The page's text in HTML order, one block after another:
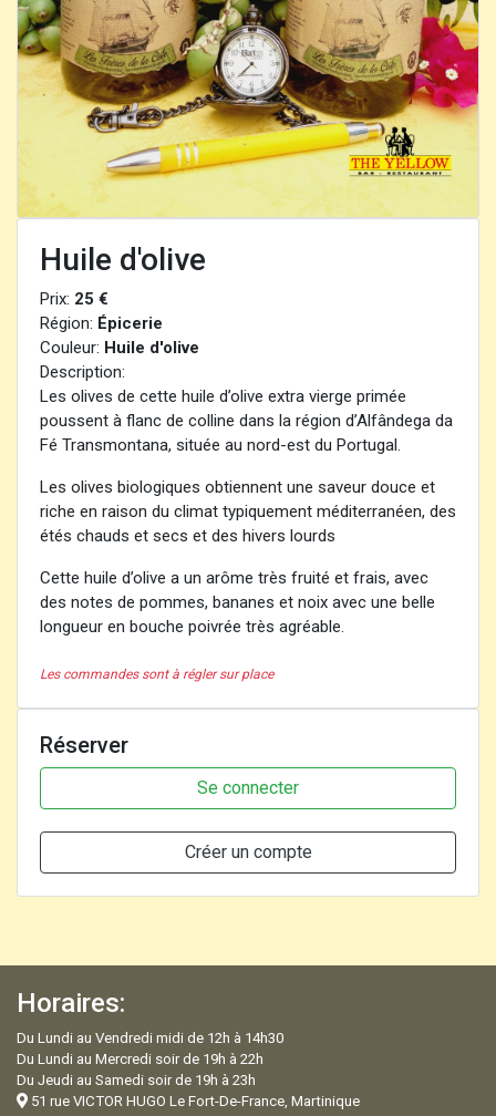
Huile d'olive
Prix: 25 €
Région: Épicerie
Couleur: Huile d'olive
Description:
Les olives de cette huile d’olive extra vierge primée
poussent à flanc de colline dans la région d’Alfândega da
Fé Transmontana, située au nord-est du Portugal.
Les olives biologiques obtiennent une saveur douce et
riche en raison du climat typiquement méditerranéen, des
étés chauds et secs et des hivers lourds
Cette huile d’olive a un arôme très fruité et frais, avec
des notes de pommes, bananes et noix avec une belle
longueur en bouche poivrée très agréable.
Les commandes sont à régler sur place
Réserver
Se connecter
Créer un compte
Horaires:
Du Lundi au Vendredi midi de 12h à 14h30
Du Lundi au Mercredi soir de 19h à 22h
Du Jeudi au Samedi soir de 19h à 23h
51 rue VICTOR HUGO Le Fort-De-France, Martinique